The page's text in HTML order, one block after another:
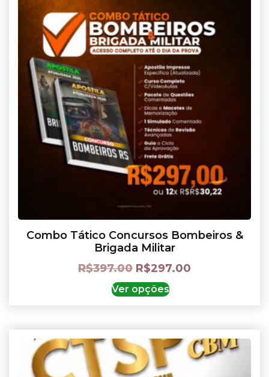
Combo Tático Concursos Bombeiros &
Brigada Militar
R$397.00 R$297.00
Ver opções